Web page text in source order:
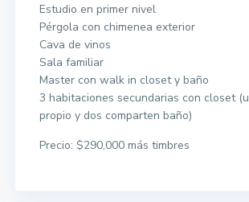
Estudio en primer nivel
Pérgola con chimenea exterior
Cava de vinos
Sala familiar
Master con walk in closet y baño
3 habitaciones secundarias con closet
propio y dos comparten baño)
Precio: $290,000 más timbres